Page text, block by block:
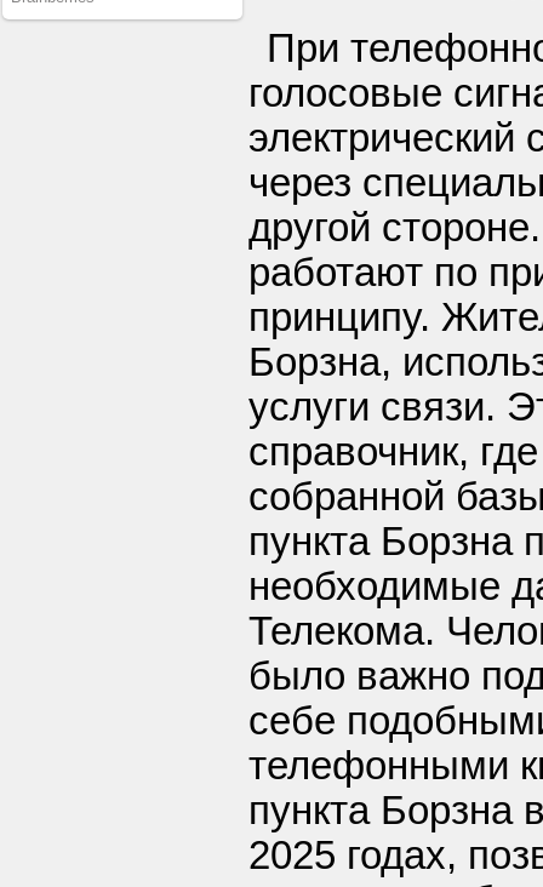
При
голосовые
электрический
через
другой
работают по
принципу.
Борзна,
услуги связи.
справочник,
собранной
пункта Борзна
необходимые
Телекома.
было важно
себе
телефонными
пункта Борзна
2025 годах,